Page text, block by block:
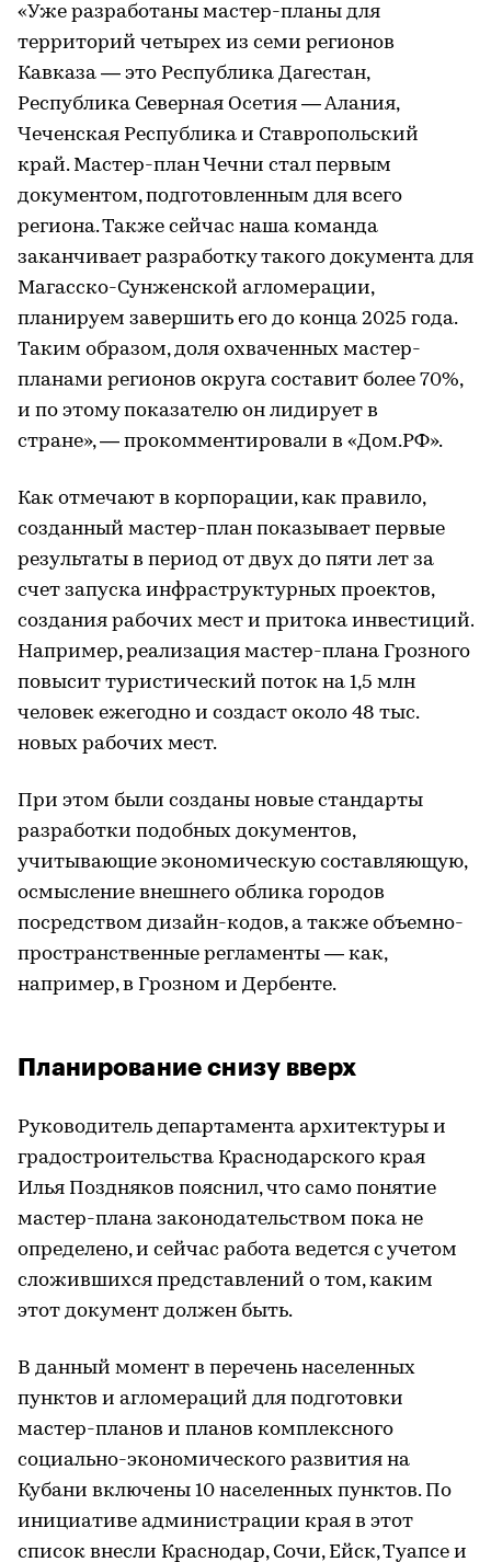
«Уже разработаны мастер-планы для
территорий четырех из семи регионов
Кавказа — это Республика Дагестан,
Республика Северная Осетия — Алания,
Чеченская Республика и Ставропольский
край. Мастер-план Чечни стал первым
документом, подготовленным для всего
региона. Также сейчас наша команда
заканчивает разработку такого документа для
Магасско-Сунженской агломерации,
планируем завершить его до конца 2025 года.
Таким образом, доля охваченных мастер-
планами регионов округа составит более 70%,
и по этому показателю он лидирует в
стране», — прокомментировали в «Дом.РФ».
Как отмечают в корпорации, как правило,
созданный мастер-план показывает первые
результаты в период от двух до пяти лет за
счет запуска инфраструктурных проектов,
создания рабочих мест и притока инвестиций.
Например, реализация мастер-плана Грозного
повысит туристический поток на 1,5 млн
человек ежегодно и создаст около 48 тыс.
новых рабочих мест.
При этом были созданы новые стандарты
разработки подобных документов,
учитывающие экономическую составляющую,
осмысление внешнего облика городов
посредством дизайн-кодов, а также объемно-
пространственные регламенты — как,
например, в Грозном и Дербенте.
Планирование снизу вверх
Руководитель департамента архитектуры и
градостроительства Краснодарского края
Илья Поздняков пояснил, что само понятие
мастер-плана законодательством пока не
определено, и сейчас работа ведется с учетом
сложившихся представлений о том, каким
этот документ должен быть.
В данный момент в перечень населенных
пунктов и агломераций для подготовки
мастер-планов и планов комплексного
социально-экономического развития на
Кубани включены 10 населенных пунктов. По
инициативе администрации края в этот
список внесли Краснодар, Сочи, Ейск, Туапсе и